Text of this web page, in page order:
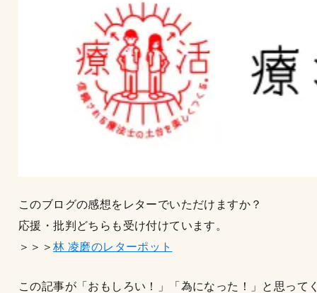
このブログの感想をレターでいただけますか？
応援・批判どちらも受け付けています。
＞＞＞林 凌磨のレターポット
この記事が「おもしろい！」「為になった！」と思って